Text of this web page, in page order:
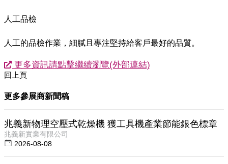
人工品檢
人工的品檢作業，細膩且專注堅持給客戶最好的品質。
更多資訊請點擊繼續瀏覽(外部連結)
回上頁
更多參展商新聞稿
兆義新物理空壓式乾燥機 獲工具機產業節能銀色標章
兆義新實業有限公司
2026-08-08